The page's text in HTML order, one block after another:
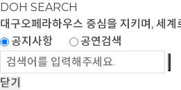
DOH SEARCH
대구오페라하우스 중심을 지키며, 세계
공지사항
공연검색
닫기